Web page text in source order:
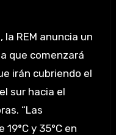
REM anuncia un
que comenzará
irán cubriendo el
sur hacia el
“Las
y 35°C en